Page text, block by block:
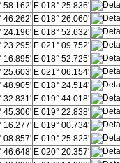
58.162' E 018° 25.836'
46.262' E 018° 26.060'
24.196' E 018° 52.632'
23.295' E 021° 09.752'
16.895' E 018° 52.725'
25.603' E 021° 06.154'
48.905' E 018° 24.514'
32.831' E 019° 44.018'
45.306' E 019° 22.838'
16.277' E 019° 00.734'
08.857' E 019° 25.823'
46.648' E 020° 20.357'